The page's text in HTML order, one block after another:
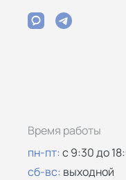
Время работы
пн-пт:с 9:30 до
сб-вс: выходной